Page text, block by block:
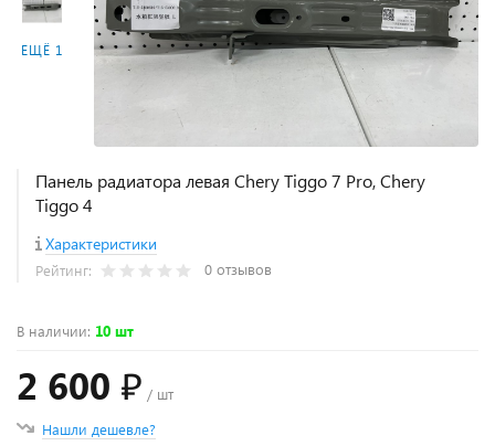
ЕЩЁ 1
Панель радиатора левая Chery Tiggo 7 Pro, Chery
Tiggo 4
Характеристики
Рейтинг: 0 отзывов
В наличии: 10 шт
2 600 ₽ / шт
Нашли дешевле?